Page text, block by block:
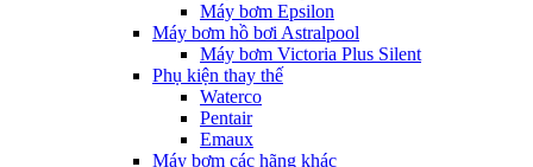
Máy bơm Epsilon
Máy bơm hồ bơi Astralpool
Máy bơm Victoria Plus Silent
Phụ kiện thay thế
Waterco
Pentair
Emaux
Máy bơm các hãng khác